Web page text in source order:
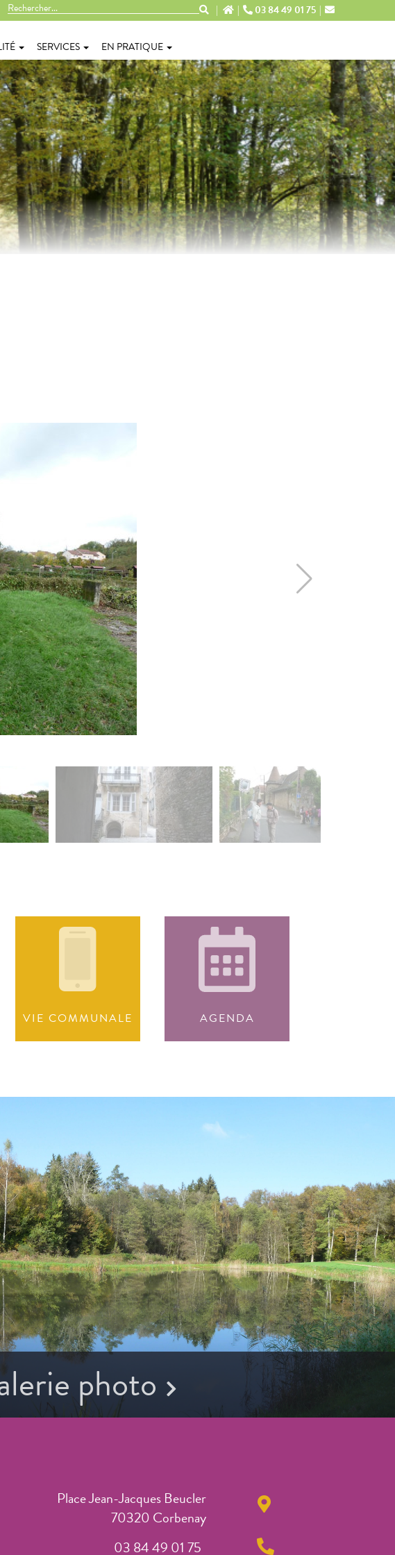
03 84 49 01 75
SERVICES EN PRATIQUE
VIE COMMUNALE AGENDA
photo
Place Jean-Jacques Beucler
70320 Corbenay
03 84 49 01 75